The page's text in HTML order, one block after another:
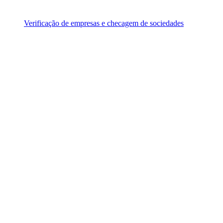
Verificação de empresas e checagem de sociedades